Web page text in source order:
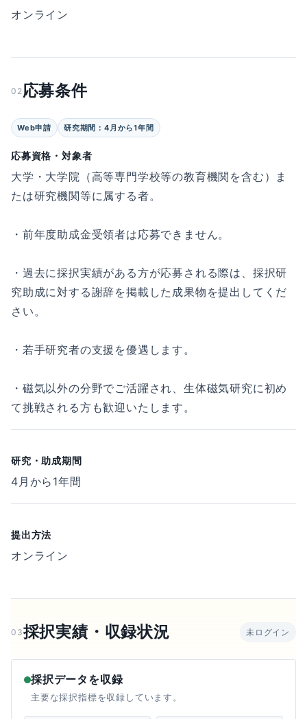
オンライン
02 応募条件
Web申請 研究期間：4月から1年間
応募資格・対象者
大学・大学院（高等専門学校等の教育機関を含む）ま
たは研究機関等に属する者。
・前年度助成金受領者は応募できません。
・過去に採択実績がある方が応募される際は、採択研
究助成に対する謝辞を掲載した成果物を提出してくだ
さい。
・若手研究者の支援を優遇します。
・磁気以外の分野でご活躍され、生体磁気研究に初め
て挑戦される方も歓迎いたします。
研究・助成期間
4月から1年間
提出方法
オンライン
03採択実績・収録状況 未ログイン
採択データを収録
主要な採択指標を収録しています。